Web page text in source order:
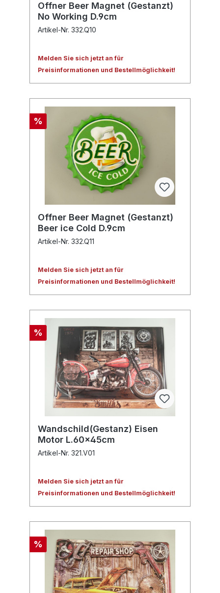
Offner Beer Magnet (Gestanzt)
No Working D.9cm
Artikel-Nr. 332.Q10
Melden Sie sich jetzt an für
Preisinformationen und Bestellmöglichkeit!
%
Offner Beer Magnet (Gestanzt)
Beer ice Cold D.9cm
Artikel-Nr. 332.Q11
Melden Sie sich jetzt an für
Preisinformationen und Bestellmöglichkeit!
%
Wandschild(Gestanz) Eisen
Motor L.60x45cm
Artikel-Nr. 321.V01
Melden Sie sich jetzt an für
Preisinformationen und Bestellmöglichkeit!
%